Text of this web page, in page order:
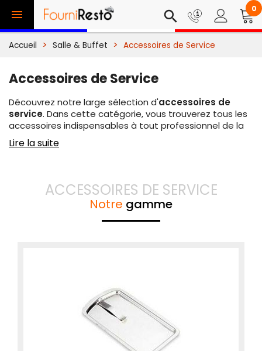
 search 0
Accueil Salle & Buffet Accessoires de Service
Accessoires de Service
Découvrez notre large sélection d'accessoires de
service. Dans cette catégorie, vous trouverez tous les
accessoires indispensables à tout professionnel de la
restauration. Ainsi, vous pourrez choisir votre
addition, vos
soins pour leur excellent rapport qualité-prix et leur
efficacité. C'est la raison pour laquelle vous trouverez
des produits issus des plus grandes marques
disponibles sur le marché.
Lire la suite
ACCESSOIRES DE SERVICE
Notre gamme